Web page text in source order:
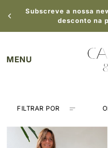
SALTARSubscreve a nossa
desconto na
FILTRAR POR